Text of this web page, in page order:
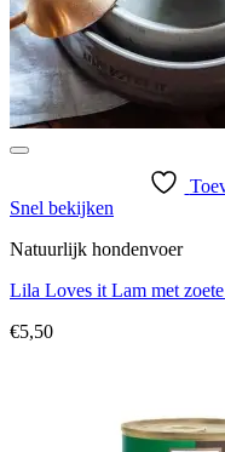
Snel bekijken
Natuurlijk hondenvoer
Lila Loves it Lam met zoete
€5,50